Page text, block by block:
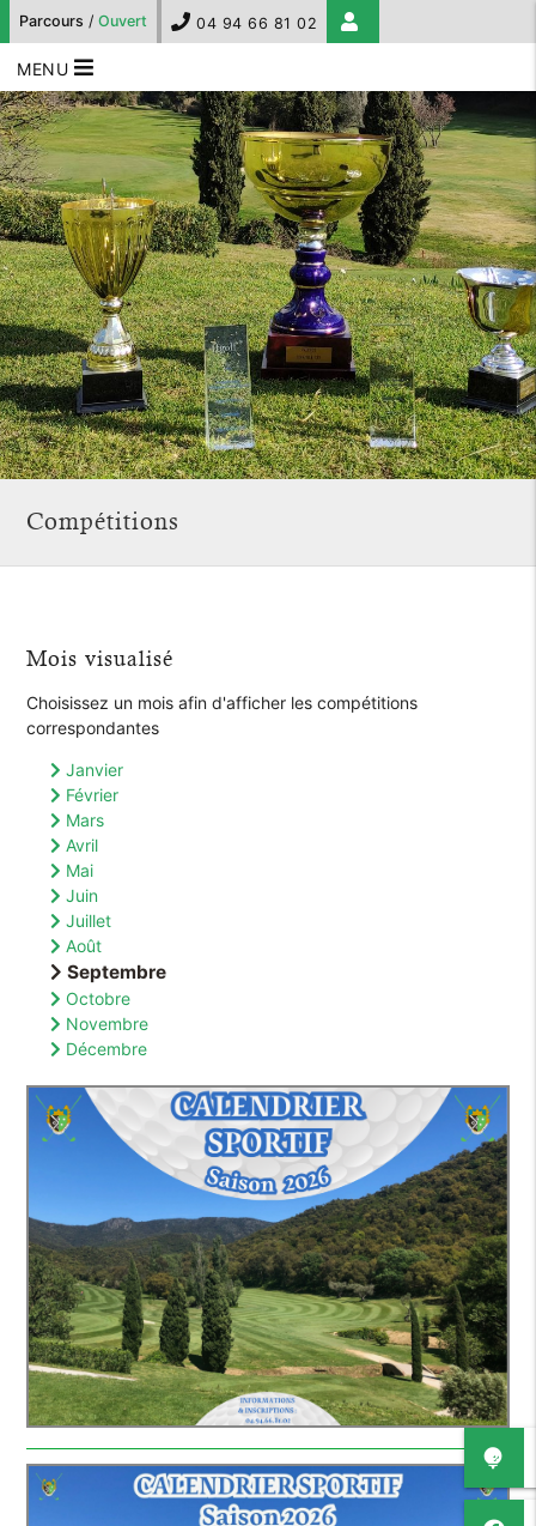
Parcours / Ouvert 04 94 66 81 02
MENU
Compétitions
Mois visualisé
Choisissez un mois afin d'afficher les compétitions
correspondantes
Janvier
Février
Mars
Avril
Mai
Juin
Juillet
Août
Septembre
Octobre
Novembre
Décembre